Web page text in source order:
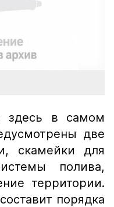
здесь в самом
две
скамейки для
полива,
территории.
порядка